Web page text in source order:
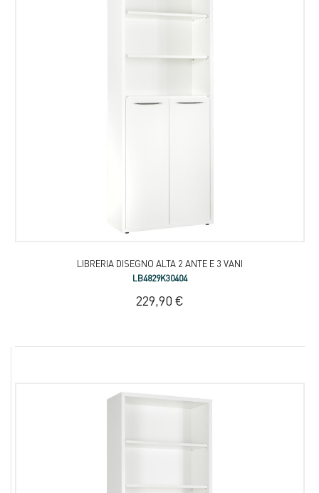
LIBRERIA DISEGNO ALTA 2 ANTE E 3 VANI
LB4829K30404
229,90 €